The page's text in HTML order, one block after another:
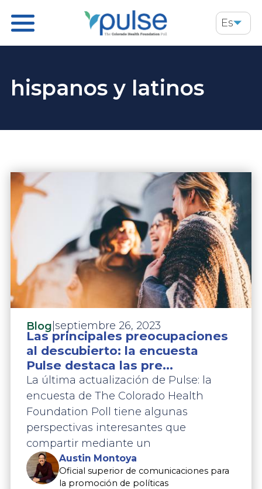
Skip
to
Es
hispanos y latinos
Blog septiembre 26, 2023
Las principales preocupaciones
al descubierto: la encuesta
Pulse destaca las pre...
La última actualización de Pulse: la
encuesta de The Colorado Health
Foundation Poll tiene algunas
perspectivas interesantes que
compartir mediante un
Austin Montoya
Oficial superior de comunicaciones para
la promoción de políticas